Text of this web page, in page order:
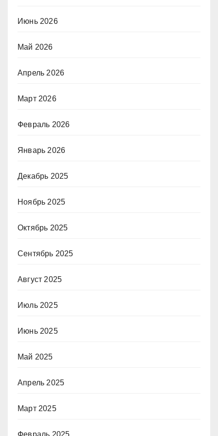
Июнь 2026
Май 2026
Апрель 2026
Март 2026
Февраль 2026
Январь 2026
Декабрь 2025
Ноябрь 2025
Октябрь 2025
Сентябрь 2025
Август 2025
Июль 2025
Июнь 2025
Май 2025
Апрель 2025
Март 2025
Февраль 2025